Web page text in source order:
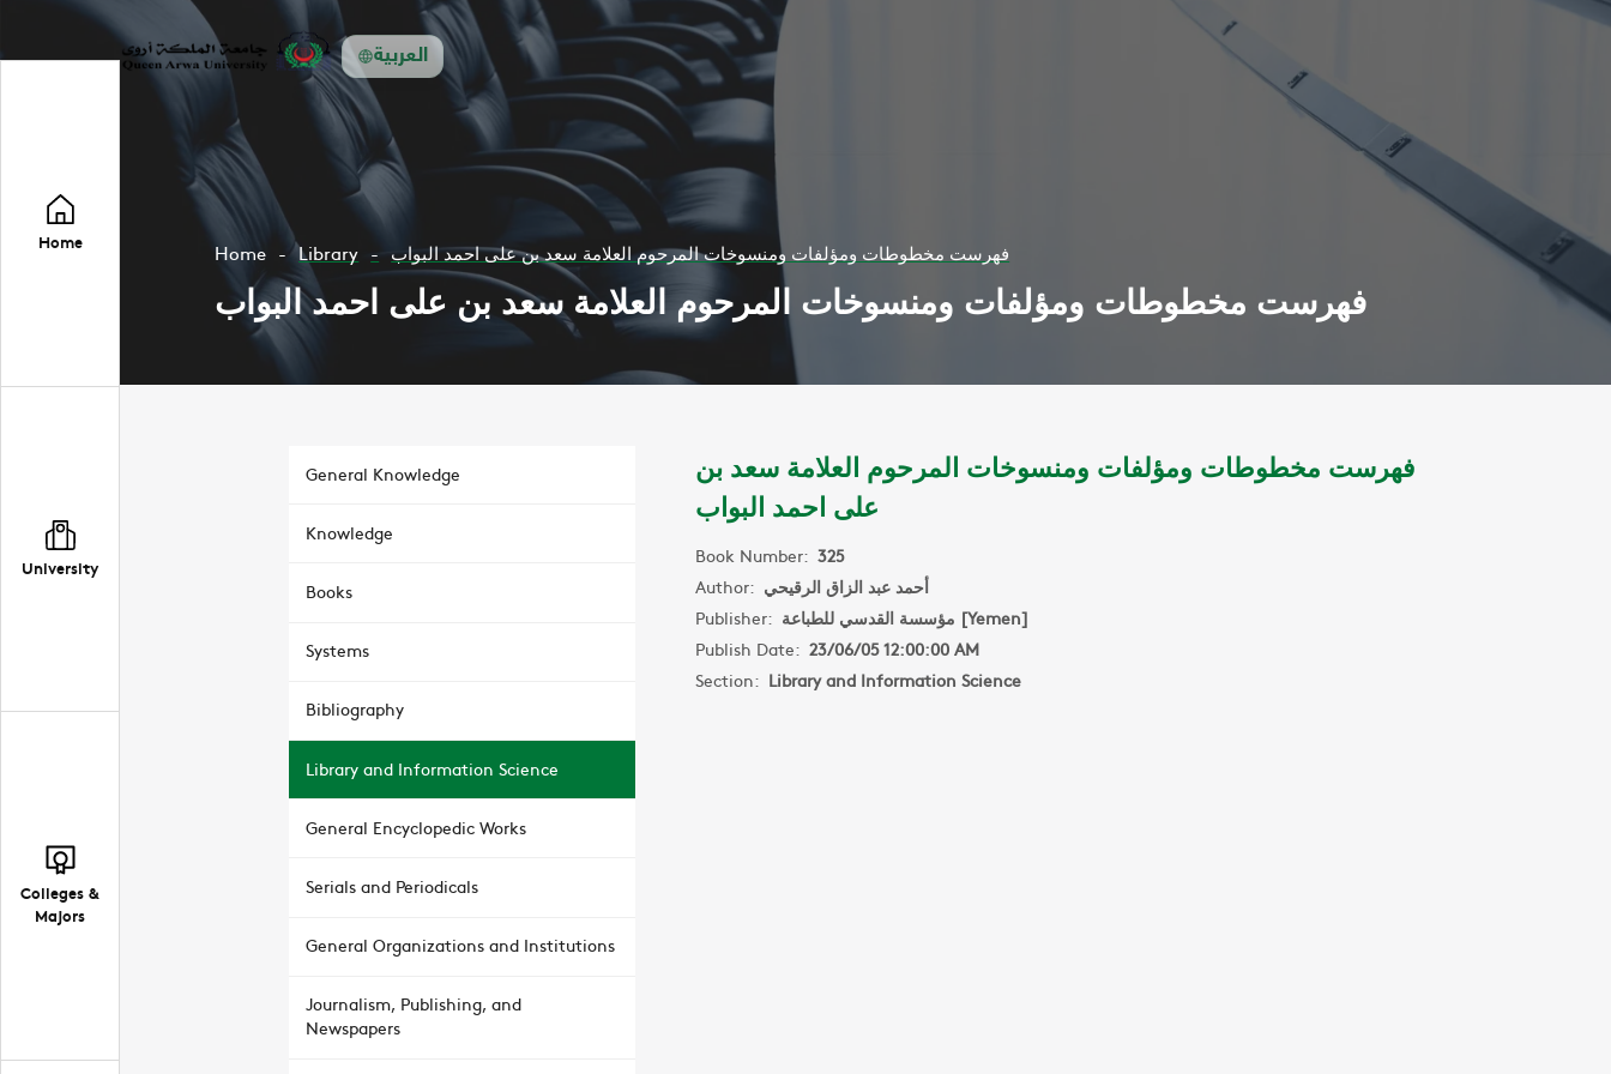
العربية
Home
University
Colleges &
Majors
Home Library فهرست مخطوطات ومؤلفات ومنسوخات المرحوم العلامة سعد بن على احمد البواب
فهرست مخطوطات ومؤلفات ومنسوخات المرحوم العلامة سعد بن على احمد البواب
General Knowledge
Knowledge
Books
Systems
Bibliography
Library and Information Science
General Encyclopedic Works
Serials and Periodicals
General Organizations and Institutions
Journalism, Publishing, and
Newspapers
فهرست مخطوطات ومؤلفات ومنسوخات المرحوم العلامة سعد بن
على احمد البواب
Book Number: 325
Author: أحمد عبد الزاق الرقيحي
Publisher:
مؤسسة القدسي للطباعة [Yemen]
Publish Date: 23/06/05 12:00:00 AM
Section: Library and Information Science